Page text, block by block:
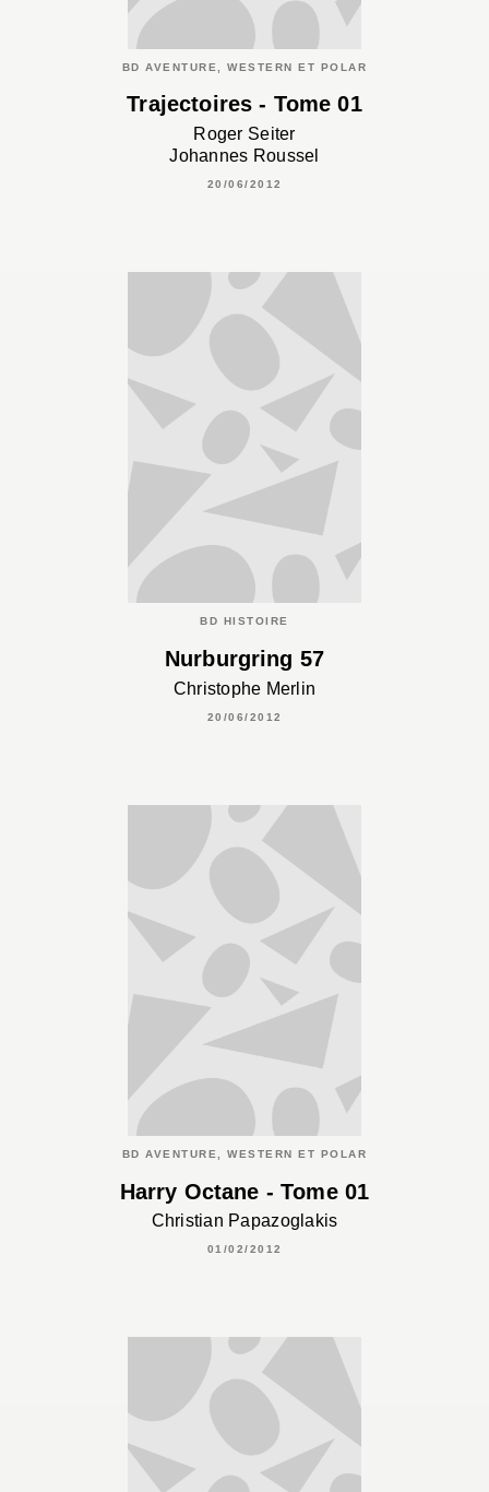
BD AVENTURE, WESTERN ET POLAR
Trajectoires - Tome 01
Roger Seiter
Johannes Roussel
20/06/2012
BD HISTOIRE
Nurburgring 57
Christophe Merlin
20/06/2012
BD AVENTURE, WESTERN ET POLAR
Harry Octane - Tome 01
Christian Papazoglakis
01/02/2012